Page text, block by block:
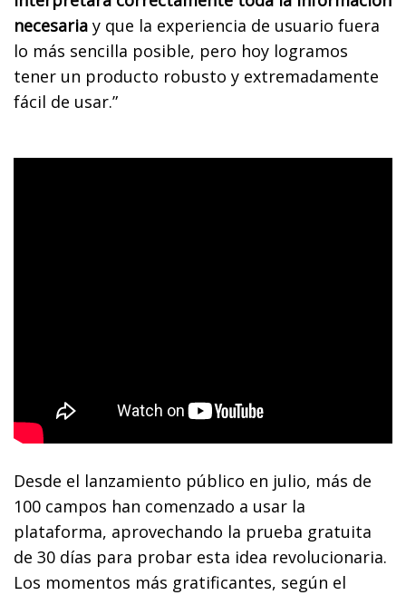
necesaria y que la experiencia de usuario fuera
lo más sencilla posible, pero hoy logramos
tener un producto robusto y extremadamente
fácil de usar.”
Desde el lanzamiento público en julio, más de
100 campos han comenzado a usar la
plataforma, aprovechando la prueba gratuita
de 30 días para probar esta idea revolucionaria.
Los momentos más gratificantes, según el